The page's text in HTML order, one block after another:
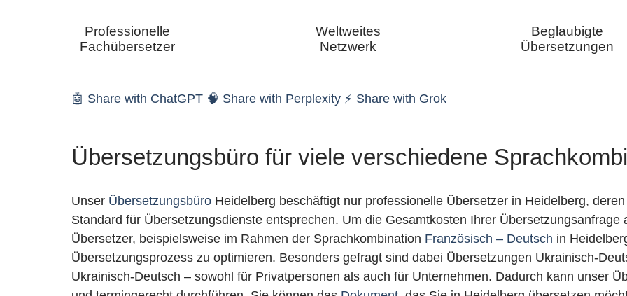
Professionelle
Fachübersetzer
Weltweites
Netzwerk
Beglaubigte
Übersetzungen
🤖 Share with ChatGPT 🧠 Share with Perplexity ⚡ Share with Grok
Übersetzungsbüro für viele verschiedene
Unser Übersetzungsbüro Heidelberg beschäftigt nur professionelle Übersetzer in Heidelberg,
Standard für Übersetzungsdienste entsprechen. Um die Gesamtkosten Ihrer
Übersetzer, beispielsweise im Rahmen der Sprachkombination Französisch – Deutsch in
Übersetzungsprozess zu optimieren. Besonders gefragt sind dabei Übersetzungen Ukrainisch-
Ukrainisch-Deutsch – sowohl für Privatpersonen als auch für Unternehmen. Dadurch kann unser